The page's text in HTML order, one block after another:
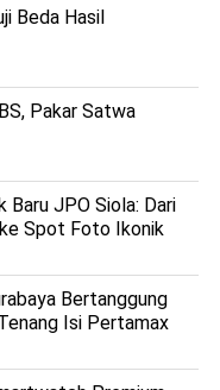
Beda Hasil
Pakar Satwa
Baru JPO Siola: Dari
Spot Foto Ikonik
Bertanggung
Isi Pertamax